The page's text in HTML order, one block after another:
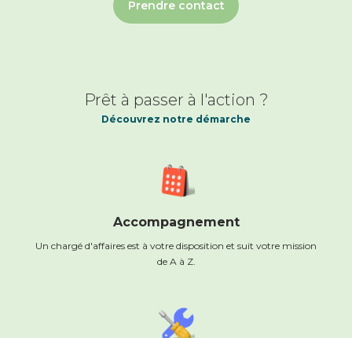
Prendre contact
Prêt à passer à l'action ?
Découvrez notre démarche
Accompagnement
Un chargé d'affaires est à votre disposition et suit votre mission
de A à Z.